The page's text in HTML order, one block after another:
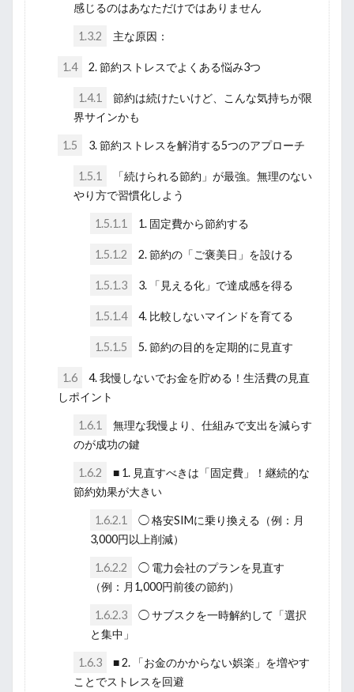
感じるのはあなただけではありません
1.3.2 主な原因：
1.4 2. 節約ストレスでよくある悩み3つ
1.4.1
節約は続けたいけど、こんな気持ちが限
界サインかも
1.5 3. 節約ストレスを解消する5つのアプローチ
1.5.1
「続けられる節約」が最強。無理のない
やり方で習慣化しよう
1.5.1.1 1. 固定費から節約する
1.5.1.2 2. 節約の「ご褒美日」を設ける
1.5.1.3 3. 「見える化」で達成感を得る
1.5.1.4 4. 比較しないマインドを育てる
1.5.1.5 5. 節約の目的を定期的に見直す
1.6
4. 我慢しないでお金を貯める！生活費の見直
しポイント
1.6.1
無理な我慢より、仕組みで支出を減らす
のが成功の鍵
1.6.2
■ 1. 見直すべきは「固定費」！継続的な
節約効果が大きい
1.6.2.1
◯ 格安SIMに乗り換える（例：月
3,000円以上削減）
1.6.2.2
◯ 電力会社のプランを見直す
（例：月1,000円前後の節約）
1.6.2.3
◯ サブスクを一時解約して「選択
と集中」
1.6.3
■ 2. 「お金のかからない娯楽」を増やす
ことでストレスを回避